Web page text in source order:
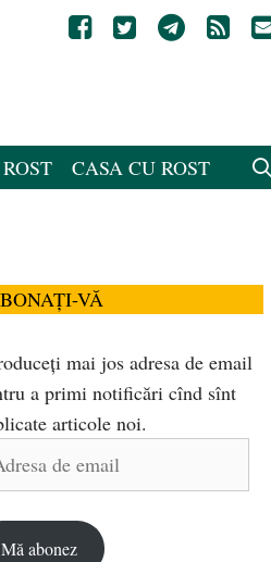
CASA CU ROST
VĂ
mai jos adresa de email
a primi notificări cînd sînt
articole noi.
Mă abonez